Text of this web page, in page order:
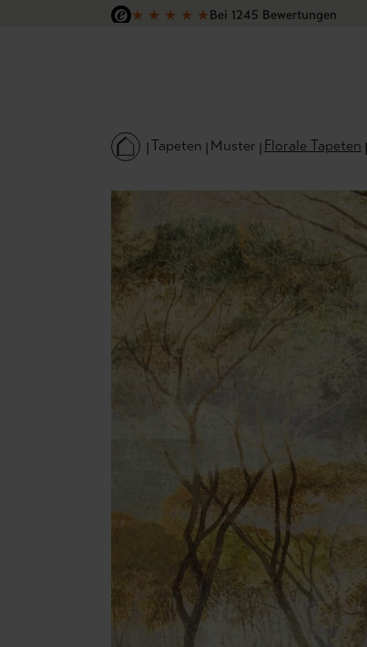
Hauptinhalt springen
Zur Suche springen
Zur Hauptnavigation springen
★ ★ ★ ★ ★Bei 1245 Bewertungen
Tapeten Muster Florale Tapeten